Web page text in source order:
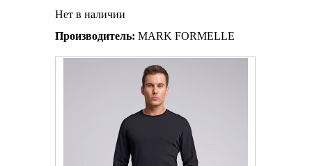
Нет в наличии
Производитель: MARK FORMELLE